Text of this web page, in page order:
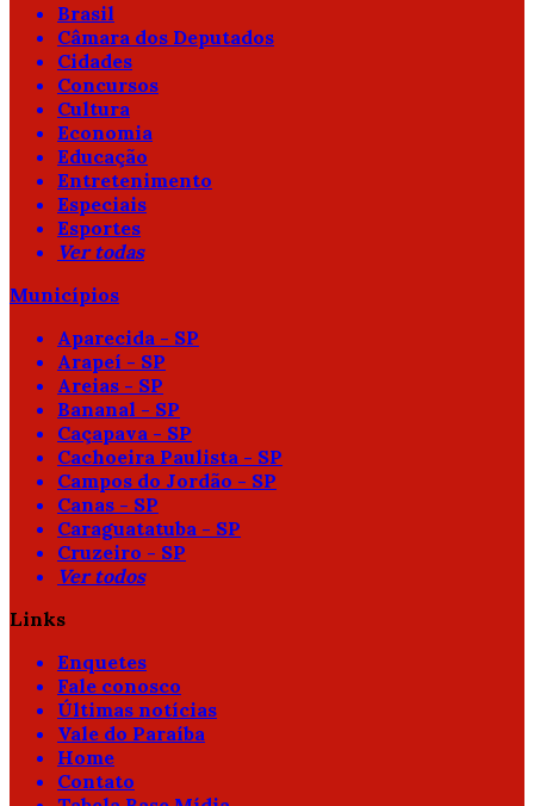
Brasil
Câmara dos Deputados
Cidades
Concursos
Cultura
Economia
Educação
Entretenimento
Especiais
Esportes
Ver todas
Municípios
Aparecida - SP
Arapeí - SP
Areias - SP
Bananal - SP
Caçapava - SP
Cachoeira Paulista - SP
Campos do Jordão - SP
Canas - SP
Caraguatatuba - SP
Cruzeiro - SP
Ver todos
Links
Enquetes
Fale conosco
Últimas notícias
Vale do Paraíba
Home
Contato